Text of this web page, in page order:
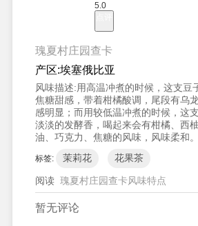
5.0
瑰夏村庄园查卡
产区:埃塞俄比亚
风味描述:用高温冲煮的时候，这支豆
焦糖甜感，带着柑橘酸调，尾段有乌
感明显；而用较低温冲煮的时候，这
淡淡的发酵香，喝起来会有柑橘、西
油、巧克力、焦糖的风味，风味柔和。
标签: 茉莉花 花果茶
阅读 瑰夏村庄园查卡风味特点
暂无评论